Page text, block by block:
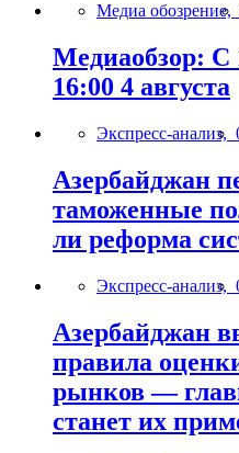
Медиа обозрение,
Медиаобзор: С
16:00 4 августа
Экспресс-анализ,
Азербайджан
таможенные
ли реформа
Экспресс-анализ,
Азербайджан
правила
рынков —
станет их